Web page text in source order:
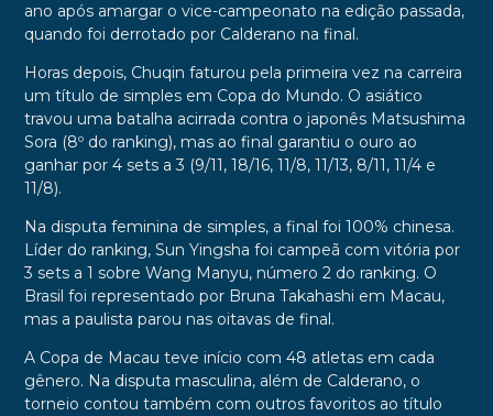
ano após amargar o vice-campeonato na edição passada,
quando foi derrotado por Calderano na final.
Horas depois, Chuqin faturou pela primeira vez na carreira
um título de simples em Copa do Mundo. O asiático
travou uma batalha acirrada contra o japonês Matsushima
Sora (8º do ranking), mas ao final garantiu o ouro ao
ganhar por 4 sets a 3 (9/11, 18/16, 11/8, 11/13, 8/11, 11/4 e
11/8).
Na disputa feminina de simples, a final foi 100% chinesa.
Líder do ranking, Sun Yingsha foi campeã com vitória por
3 sets a 1 sobre Wang Manyu, número 2 do ranking. O
Brasil foi representado por Bruna Takahashi em Macau,
mas a paulista parou nas oitavas de final.
A Copa de Macau teve início com 48 atletas em cada
gênero. Na disputa masculina, além de Calderano, o
torneio contou também com outros favoritos ao título